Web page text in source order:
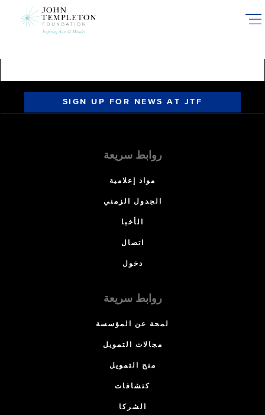
SIGN UP FOR NEWS AT JTF
روابط سريعة
مواد إعلامية
الجدول الزمني
الأخبا
اتصال
دخول
روابط سريعة
لمحة عن المؤسسة
مجالات التمويل
منح التمويل
كتشافات
الشركا